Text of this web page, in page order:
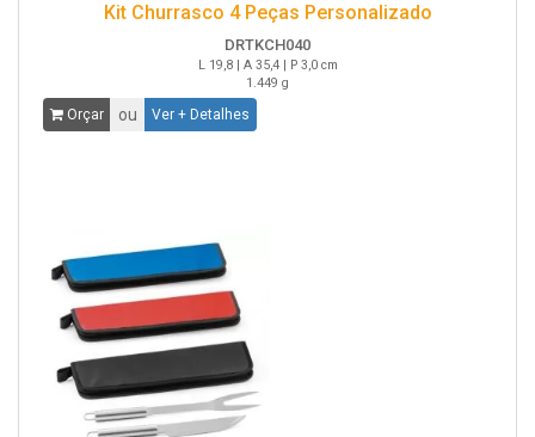
Kit Churrasco 4 Peças Personalizado
DRTKCH040
L 19,8 | A 35,4 | P 3,0 cm
1.449 g
Orçar ou Ver + Detalhes